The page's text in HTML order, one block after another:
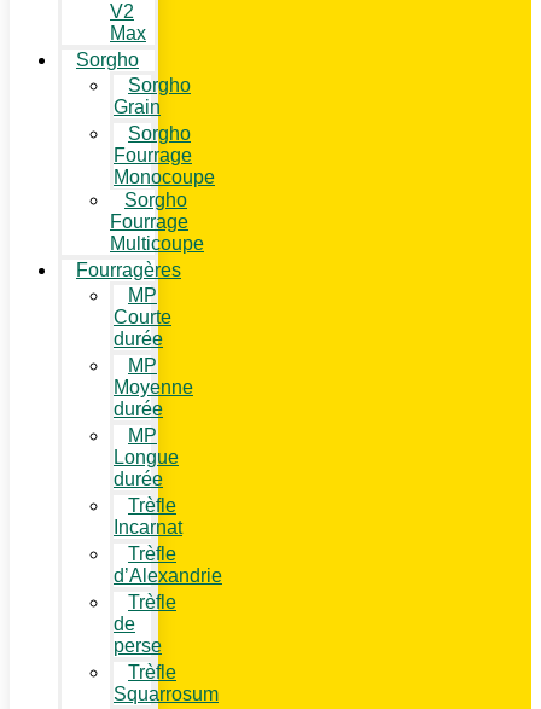
V2
Max
Sorgho
Sorgho
Grain
Sorgho
Fourrage
Monocoupe
Sorgho
Fourrage
Multicoupe
Fourragères
MP
Courte
durée
MP
Moyenne
durée
MP
Longue
durée
Trèfle
Incarnat
Trèfle
d’Alexandrie
Trèfle
de
perse
Trèfle
Squarrosum